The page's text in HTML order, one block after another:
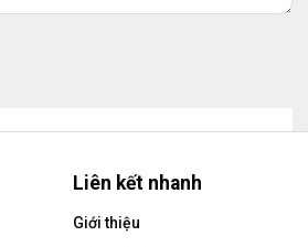
Liên kết nhanh
Giới thiệu